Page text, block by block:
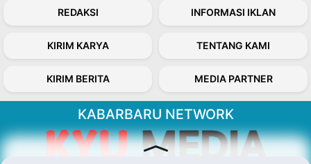
REDAKSI INFORMASI IKLAN
KIRIM KARYA TENTANG KAMI
KIRIM BERITA MEDIA PARTNER
KABARBARU NETWORK